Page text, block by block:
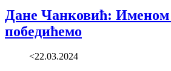
Дане Чанковић:
победићемо
<22.03.2024